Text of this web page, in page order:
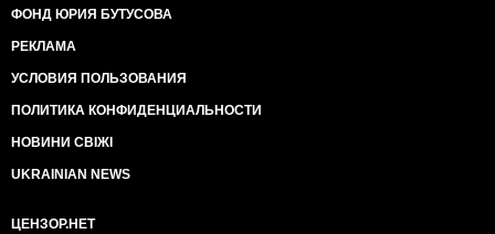
ФОНД ЮРИЯ БУТУСОВА
РЕКЛАМА
УСЛОВИЯ ПОЛЬЗОВАНИЯ
ПОЛИТИКА КОНФИДЕНЦИАЛЬНОСТИ
НОВИНИ СВІЖІ
UKRAINIAN NEWS
ЦЕНЗОР.НЕТ